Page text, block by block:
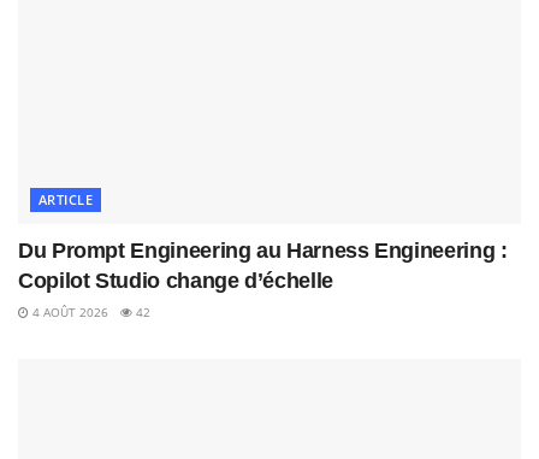
ARTICLE
Du Prompt Engineering au Harness Engineering :
Copilot Studio change d’échelle
4 AOÛT 2026 42